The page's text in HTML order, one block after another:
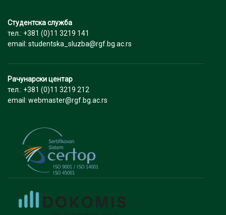
Студентска служба
тел.: +381 (0)11 3219 141
email: studentska_sluzba@rgf.bg.ac.rs
Рачунарски центар
тел.: +381 (0)11 3219 212
email: webmaster@rgf.bg.ac.rs